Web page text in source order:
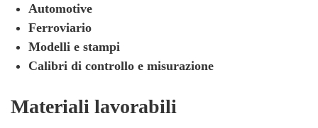
Automotive
Ferroviario
Modelli e stampi
Calibri di controllo e misurazione
Materiali lavorabili